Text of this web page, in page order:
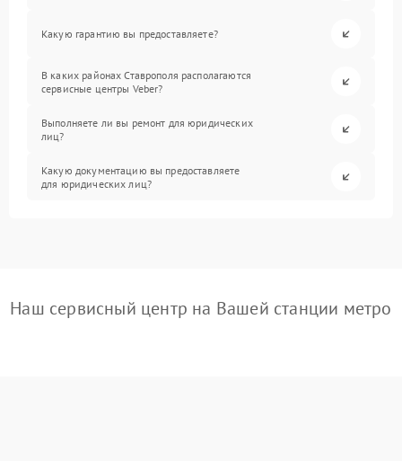
Какую гарантию вы предоставляете?
В каких районах Ставрополя располагаются
сервисные центры Veber?
Выполняете ли вы ремонт для юридических
лиц?
Какую документацию вы предоставляете
для юридических лиц?
Наш сервисный центр на Вашей станции метро